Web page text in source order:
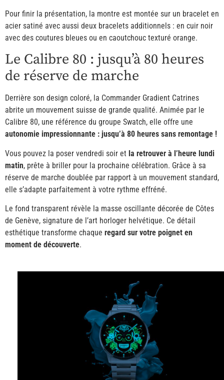
Pour finir la présentation, la montre est montée sur un bracelet en
acier satiné avec aussi deux bracelets additionnels : en cuir noir
avec des coutures bleues ou en caoutchouc texturé orange.
Le Calibre 80 : jusqu’à 80 heures
de réserve de marche
Derrière son design coloré, la Commander Gradient Catrines
abrite un mouvement suisse de grande qualité. Animée par le
Calibre 80, une référence du groupe Swatch, elle offre une
autonomie impressionnante : jusqu’à 80 heures sans remontage !
Vous pouvez la poser vendredi soir et la retrouver à l’heure lundi
matin, prête à briller pour la prochaine célébration. Grâce à sa
réserve de marche doublée par rapport à un mouvement standard,
elle s’adapte parfaitement à votre rythme effréné.
Le fond transparent révèle la masse oscillante décorée de Côtes
de Genève, signature de l’art horloger helvétique. Ce détail
esthétique transforme chaque regard sur votre poignet en
moment de découverte.